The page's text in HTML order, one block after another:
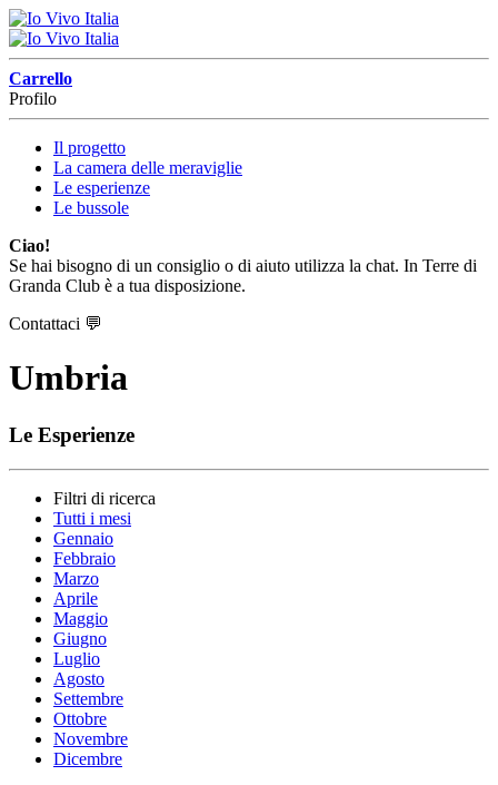
Carrello
Profilo
Il progetto
La camera delle meraviglie
Le esperienze
Le bussole
Ciao!
Se hai bisogno di un consiglio o di aiuto utilizza la chat. In Terre di
Granda Club è a tua disposizione.
Contattaci 💬
Umbria
Le Esperienze
Filtri di ricerca
Tutti i mesi
Gennaio
Febbraio
Marzo
Aprile
Maggio
Giugno
Luglio
Agosto
Settembre
Ottobre
Novembre
Dicembre